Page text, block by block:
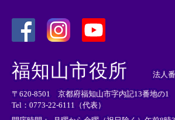
外
部
リ
ン
ク
＞
外
リ
ン
ク
＞
外
部
ン
ク
＞
福知山市役所 法人
〒620-8501 京都府福知山市字内記13番地の1
Tel：0773-22-6111（代表）